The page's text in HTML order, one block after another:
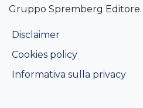
Gruppo Spremberg Editore.
Disclaimer
Cookies policy
Informativa sulla privacy